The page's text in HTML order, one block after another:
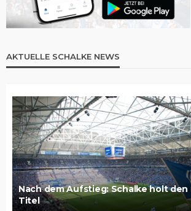
AKTUELLE SCHALKE NEWS
Nach dem Aufstieg: Schalke holt
Titel